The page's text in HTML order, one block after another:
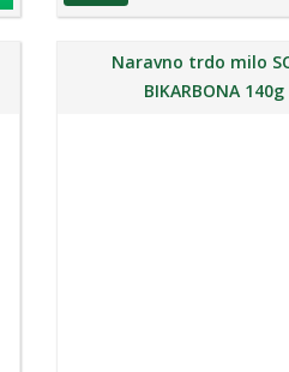
Naravno trdo milo
BIKARBONA 140g